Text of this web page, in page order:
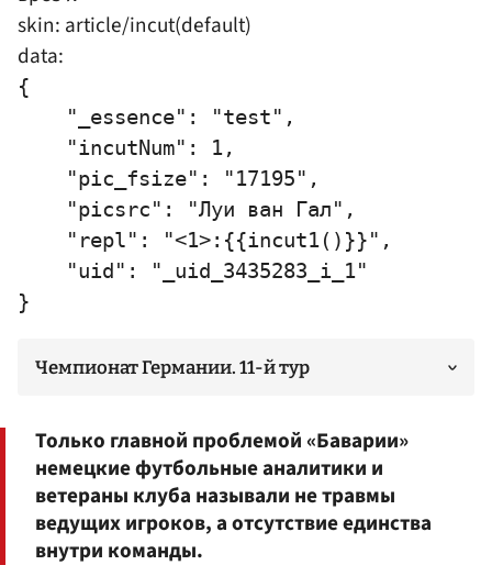
skin: article/incut(default)
data:
{
    "_essence": "test",
    "incutNum": 1,
    "pic_fsize": "17195",
    "picsrc": "Луи ван Гал",
    "repl": "<1>:{{incut1()}}",
    "uid": "_uid_3435283_i_1"
Чемпионат Германии. 11-й тур
Только главной проблемой «Баварии»
немецкие футбольные аналитики и
ветераны клуба называли не травмы
ведущих игроков, а отсутствие единства
внутри команды.